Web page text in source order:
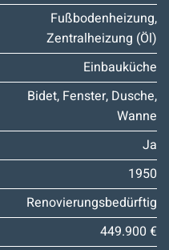
Fußbodenheizung,
Zentralheizung (Öl)
Einbauküche
Bidet, Fenster, Dusche,
Wanne
Ja
1950
Renovierungsbedürftig
449.900 €